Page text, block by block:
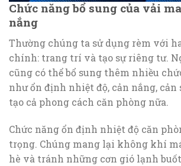
Chức năng bổ sung của vải
nắng
Thường chúng ta sử dụng rèm với
chính: trang trí và tạo sự riêng tư.
cũng có thể bổ sung thêm nhiều
như ổn định nhiệt độ, cản nắng, cản
tạo cả phong cách căn phòng nữa.
Chức năng ổn định nhiệt độ căn
trọng. Chúng mang lại không khí
hè và tránh những cơn gió lạnh